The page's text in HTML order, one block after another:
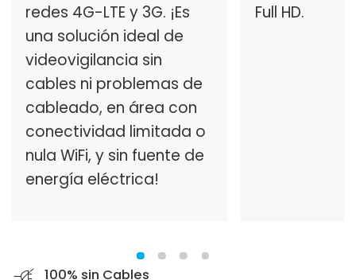
redes 4G-LTE y 3G. ¡Es
una solución ideal de
videovigilancia sin
cables ni problemas de
cableado, en área con
conectividad limitada o
nula WiFi, y sin fuente de
energía eléctrica!
Full HD.
100% sin Cables